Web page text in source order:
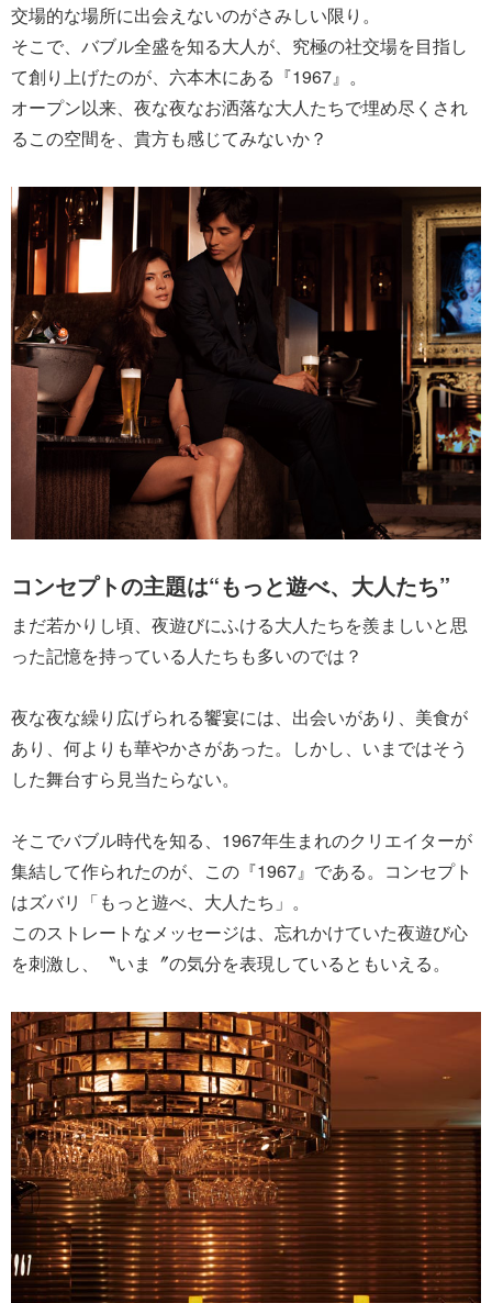
交場的な場所に出会えないのがさみしい限り。
そこで、バブル全盛を知る大人が、究極の社交場を目指し
て創り上げたのが、六本木にある『1967』。
オープン以来、夜な夜なお洒落な大人たちで埋め尽くされ
るこの空間を、貴方も感じてみないか？
コンセプトの主題は“もっと遊べ、大人たち”
まだ若かりし頃、夜遊びにふける大人たちを羨ましいと思
った記憶を持っている人たちも多いのでは？
夜な夜な繰り広げられる饗宴には、出会いがあり、美食が
あり、何よりも華やかさがあった。しかし、いまではそう
した舞台すら見当たらない。
そこでバブル時代を知る、1967年生まれのクリエイターが
集結して作られたのが、この『1967』である。コンセプト
はズバリ「もっと遊べ、大人たち」。
このストレートなメッセージは、忘れかけていた夜遊び心
を刺激し、〝いま〞の気分を表現しているともいえる。